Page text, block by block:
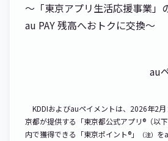
～「東京アプリ生活応援事業」
au PAY 残高へおトクに交換～
au
KDDIおよびauペイメントは、2026年2
京都が提供する「東京都公式アプリ®（以下
内で獲得できる「東京ポイント®」 （注） を